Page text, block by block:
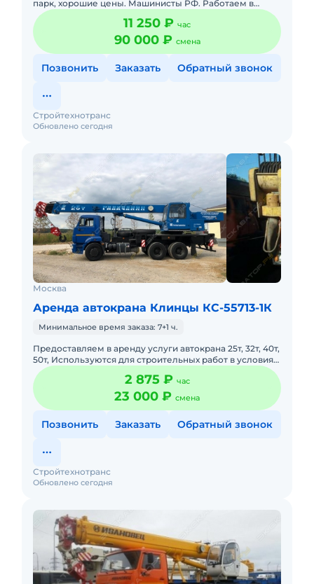
парк, хорошие цены. Машинисты РФ. Работаем в
Москве и московской области.Подача в день заказа.
Пакет отчетных доку11 250 ₽ час
90 000 ₽ смена
Позвонить Заказать Обратный звонок
Обновлено сегодня
Стройтехнотранс
Москва
Аренда автокрана Клинцы КС-55713-1К
Минимальное время заказа: 7+1 ч.
Предоставляем в аренду услуги автокрана 25т, 32т, 40т,
50т, Используются для строительных работ в условиях
плотной городской застройки так же в удаленных
населе
2 875 ₽ час
23 000 ₽ смена
Позвонить Заказать Обратный звонок
Обновлено сегодня
Стройтехнотранс